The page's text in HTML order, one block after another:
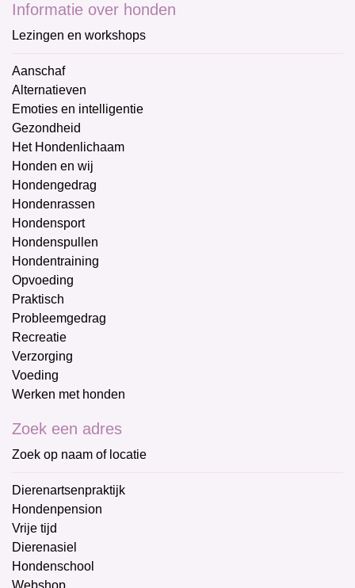
Informatie over honden
Lezingen en workshops
Aanschaf
Alternatieven
Emoties en intelligentie
Gezondheid
Het Hondenlichaam
Honden en wij
Hondengedrag
Hondenrassen
Hondensport
Hondenspullen
Hondentraining
Opvoeding
Praktisch
Probleemgedrag
Recreatie
Verzorging
Voeding
Werken met honden
Zoek een adres
Zoek op naam of locatie
Dierenartsenpraktijk
Hondenpension
Vrije tijd
Dierenasiel
Hondenschool